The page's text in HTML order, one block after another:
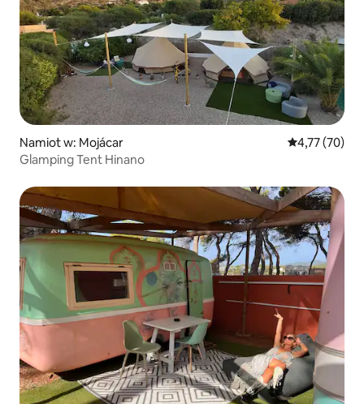
Namiot w: Mojácar Średnia
4,77 (70)
Glamping Tent Hinano